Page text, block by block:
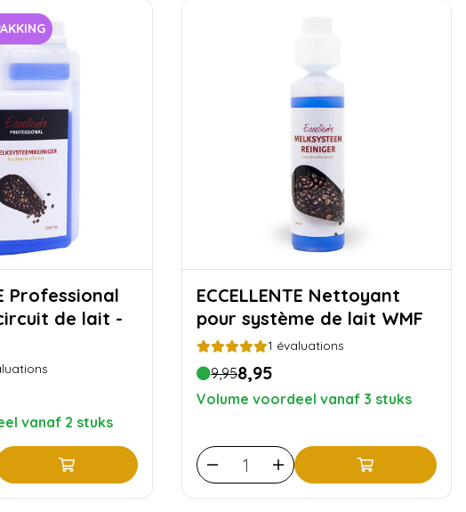
Professional
de lait -
vanaf 2 stuks
ECCELLENTE Nettoyant
pour système de lait WMF
1 évaluations
9,958,95
Volume voordeel vanaf 3 stuks